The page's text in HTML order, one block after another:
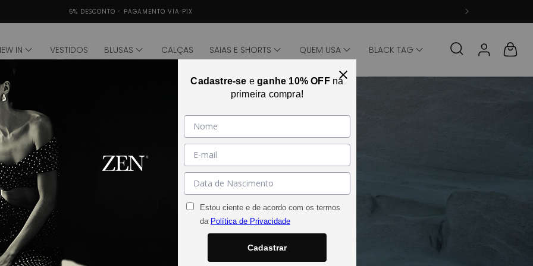
PARCELAMENTO EM ATÉ 4X SEM JUROS (mín. R$ 150)
IN VESTIDOS BLUSAS CALÇAS SAIAS E SHORTS QUEM USA BLACK TAG Fazer loginCarrinho
premium Cadastre-se eganhe 10% OFFna
primeira compra!
Estou ciente e de acordo com os termos
da Política de Privacidade
Cadastrar